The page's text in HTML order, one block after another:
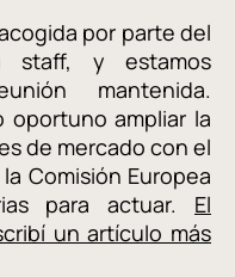
por parte del
staff, y estamos
mantenida.
ampliar la
de mercado con el
Comisión Europea
para actuar. El
un artículo más